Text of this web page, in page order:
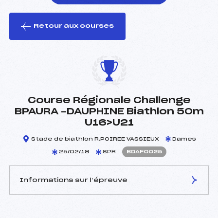
le ski
Retour aux courses
Course Régionale Challenge
BPAURA -DAUPHINE Biathlon 50m
U16>U21
Stade de biathlon R.POIREE VASSIEUX Dames
25/02/18 SPR BDAF0025
Informations sur l’épreuve